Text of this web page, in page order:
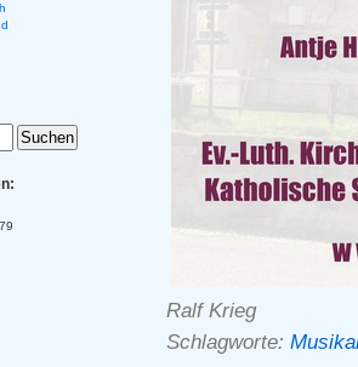
Ralf Krieg
Schlagworte: